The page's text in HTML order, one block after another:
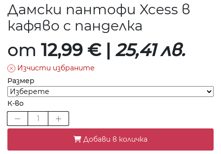
Дамски пантофи Xcess в
кафяво с панделка
от 12,99 € | 25,41 лв.
Изчисти избраните
Размер
К-во
Добави в количка